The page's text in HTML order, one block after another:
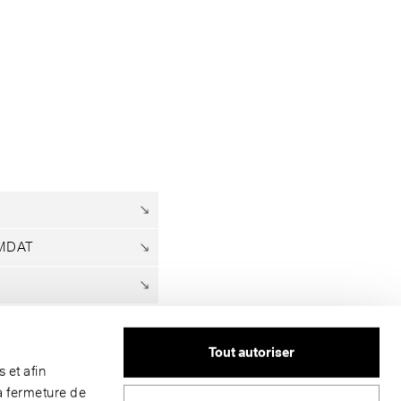
et afin
fermeture de
Tout autoriser